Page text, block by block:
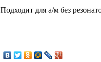
Подходит для а/м без